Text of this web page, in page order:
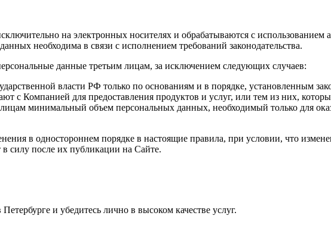
на электронных носителях и обрабатываются с использованием
необходима в связи с исполнением требований законодательства.
данные третьим лицам, за исключением следующих случаев:
власти РФ только по основаниям и в порядке, установленным
с Компанией для предоставления продуктов и услуг, или тем из них,
минимальный объем персональных данных, необходимый только для
в одностороннем порядке в настоящие правила, при условии, что
силу после их публикации на Сайте.
и убедитесь лично в высоком качестве услуг.